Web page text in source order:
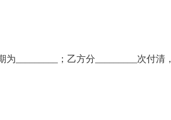
_________；乙方分_________次付清，